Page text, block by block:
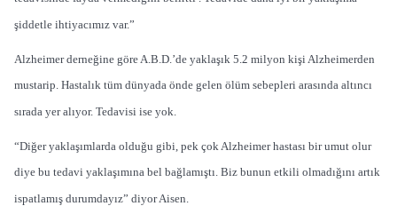
şiddetle ihtiyacımız var.”
Alzheimer derneğine göre A.B.D.’de yaklaşık 5.2 milyon kişi Alzheimerden
mustarip. Hastalık tüm dünyada önde gelen ölüm sebepleri arasında altıncı
sırada yer alıyor. Tedavisi ise yok.
“Diğer yaklaşımlarda olduğu gibi, pek çok Alzheimer hastası bir umut olur
diye bu tedavi yaklaşımına bel bağlamıştı. Biz bunun etkili olmadığını artık
ispatlamış durumdayız” diyor Aisen.